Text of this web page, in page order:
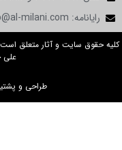
و آثار متعلق است به پایگاه
علی حسینی میلانی
طراحی و پشتیبانی توسط گروه